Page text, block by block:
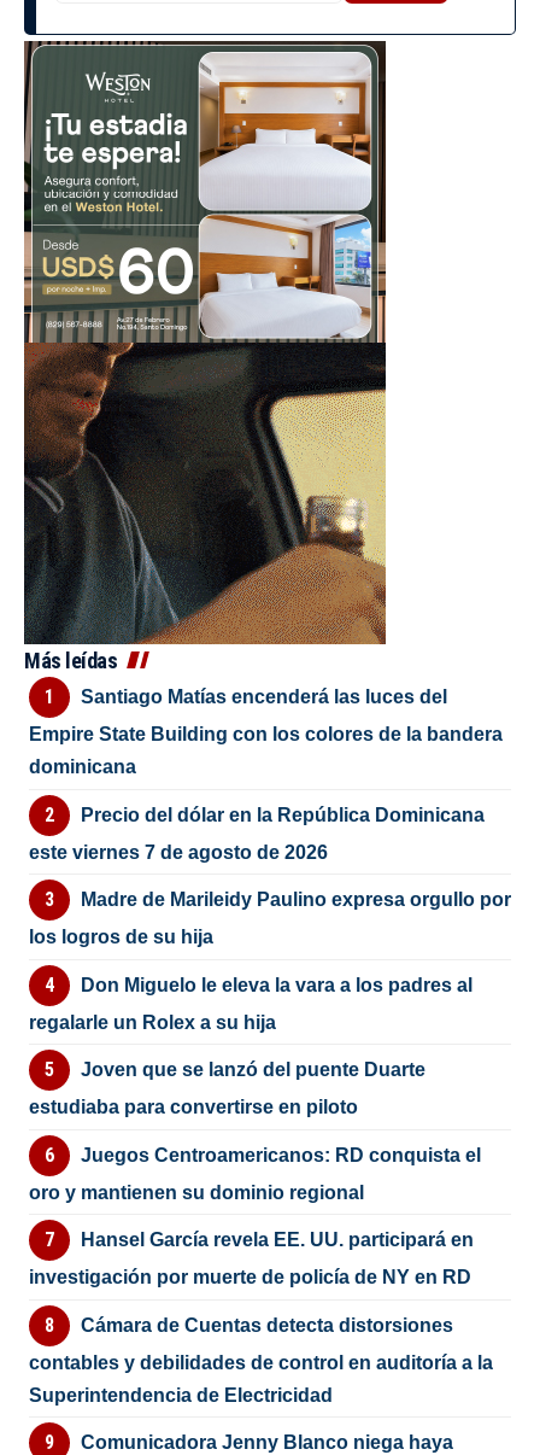
Más leídas
Santiago Matías encenderá las luces del
Empire State Building con los colores de la bandera
dominicana
Precio del dólar en la República Dominicana
este viernes 7 de agosto de 2026
Madre de Marileidy Paulino expresa orgullo por
los logros de su hija
Don Miguelo le eleva la vara a los padres al
regalarle un Rolex a su hija
Joven que se lanzó del puente Duarte
estudiaba para convertirse en piloto
Juegos Centroamericanos: RD conquista el
oro y mantienen su dominio regional
Hansel García revela EE. UU. participará en
investigación por muerte de policía de NY en RD
Cámara de Cuentas detecta distorsiones
contables y debilidades de control en auditoría a la
Superintendencia de Electricidad
Comunicadora Jenny Blanco niega haya